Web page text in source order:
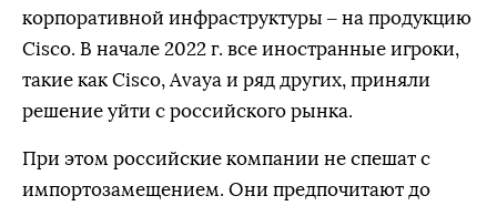
корпоративной инфраструктуры – на продукцию
Cisco. В начале 2022 г. все иностранные игроки,
такие как Cisco, Avaya и ряд других, приняли
решение уйти с российского рынка.
При этом российские компании не спешат с
импортозамещением. Они предпочитают до